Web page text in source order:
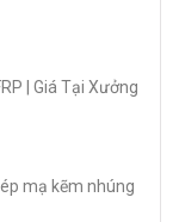
| Giá Tại Xưởng
mạ kẽm nhúng